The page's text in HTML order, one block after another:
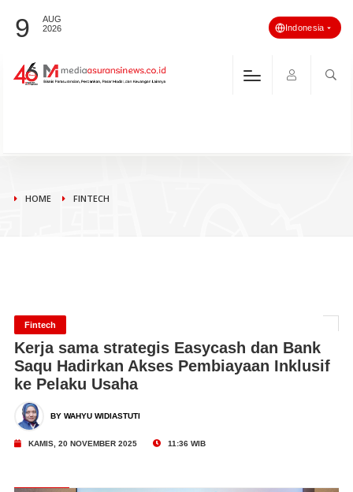
9
AUG
2026
Indonesia
HOME FINTECH
Fintech
Kerja sama strategis Easycash dan Bank
Saqu Hadirkan Akses Pembiayaan Inklusif
ke Pelaku Usaha
BY WAHYU WIDIASTUTI
KAMIS, 20 NOVEMBER 2025 11:36 WIB